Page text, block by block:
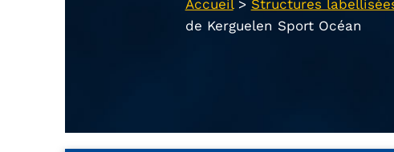
Accueil> Structures
de Kerguelen Sport Océan